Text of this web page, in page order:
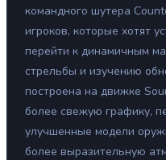
командного шутера
игроков, которые хотят
перейти к динамичным
стрельбы и изучению
построена на движке
более свежую графику,
улучшенные модели
более выразительную